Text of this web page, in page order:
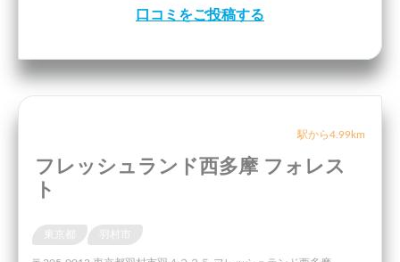
口コミをご投稿する
駅から4.99km
フレッシュランド西多摩 フォレス
ト
東京都